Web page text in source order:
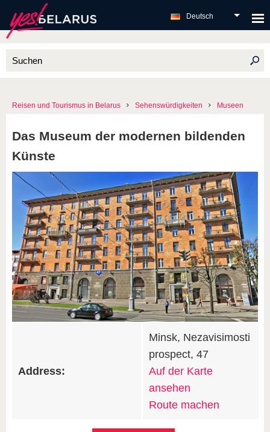
Deutsch
Reisen und Tourismus in Belarus Sehenswürdigkeiten Museen
Das Museum der modernen bildenden
Künste
Address:
Minsk, Nezavisimosti
prospect, 47
Auf der Karte
ansehen
Route machen